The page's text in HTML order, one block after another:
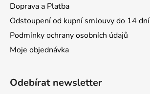
Doprava a Platba
Odstoupení od kupní smlouvy do 14 dní
Podmínky ochrany osobních údajů
Moje objednávka
Odebírat newsletter